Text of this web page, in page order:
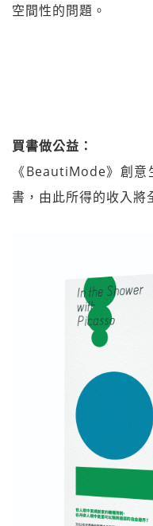
空間性的問題。
買書做公益：
《BeautiMode》創
書，由此所得的收入將